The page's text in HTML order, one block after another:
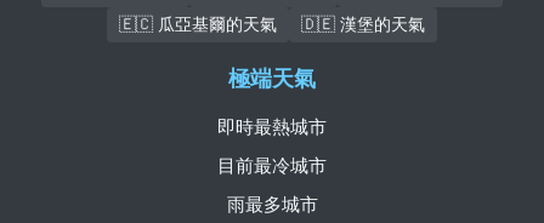
🇪🇨 瓜亞基爾的天氣
🇩🇪 漢堡的天氣
極端天氣
即時最熱城市
目前最冷城市
雨最多城市